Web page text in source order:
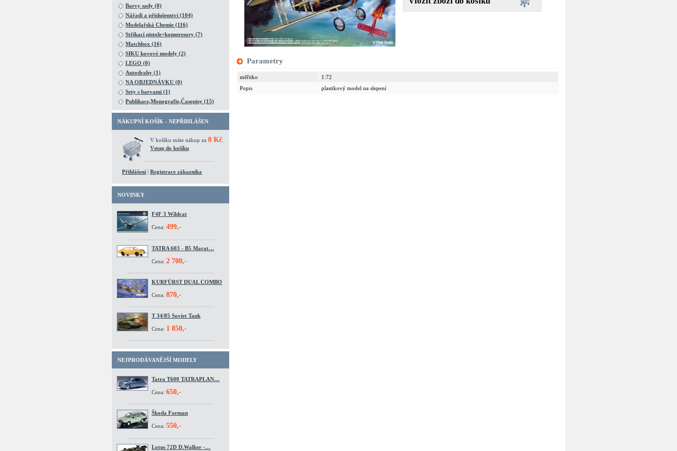
Barvy sady (8)
Nářadí a příslušenství (104)
Modelařská Chemie (116)
Stříkací pistole+kompresory (7)
Matchbox (16)
SIKU kovové modely (2)
LEGO (0)
Autodrahy (1)
NA OBJEDNÁVKU (0)
Sety s barvami (1)
Publikace,Monografie,Časopisy (15)
NÁKUPNÍ KOŠÍK - NEPŘIHLÁŠEN
V košíku máte nákup za 0 Kč
Vstup do košíku
Přihlášení | Registrace zákazníka
NOVINKY
F4F 3 Wildcat
Cena: 499,-
TATRA 603 - B5 Marat…
Cena: 2 700,-
KURFÜRST DUAL COMBO
Cena: 870,-
T 34/85 Soviet Tank
Cena: 1 850,-
NEJPRODÁVANĚJŠÍ MODELY
Tatra T600 TATRAPLAN…
Cena: 650,-
Škoda Forman
Cena: 550,-
Lotus 72D D.Walker -…
Parametry
měřitko
1:72
Popis
plastikový model na slepení